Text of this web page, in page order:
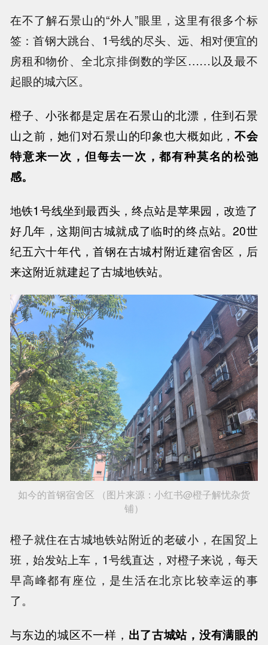
在不了解石景山的“外人”眼里，这里有很多个标
签：首钢大跳台、1号线的尽头、远、相对便宜的
房租和物价、全北京排倒数的学区……以及最不
起眼的城六区。
橙子、小张都是定居在石景山的北漂，住到石景
山之前，她们对石景山的印象也大概如此，不会
特意来一次，但每去一次，都有种莫名的松弛
感。
地铁1号线坐到最西头，终点站是苹果园，改造了
好几年，这期间古城就成了临时的终点站。20世
纪五六十年代，首钢在古城村附近建宿舍区，后
来这附近就建起了古城地铁站。
如今的首钢宿舍区 （图片来源：小红书@橙子解忧杂货
铺）
橙子就住在古城地铁站附近的老破小，在国贸上
班，始发站上车，1号线直达，对橙子来说，每天
早高峰都有座位，是生活在北京比较幸运的事
了。
与东边的城区不一样， 出了古城站，没有满眼的